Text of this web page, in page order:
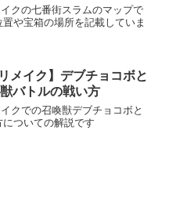
クの七番街スラムのマップで
置や宝箱の場所を記載していま
メイク】デブチョコボと
バトルの戦い方
クでの召喚獣デブチョコボと
についての解説です